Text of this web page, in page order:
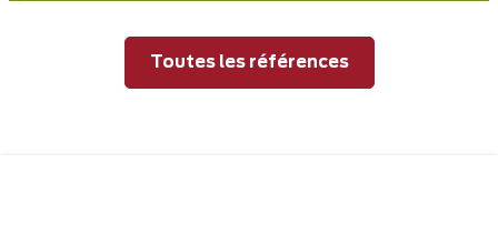
Toutes les références